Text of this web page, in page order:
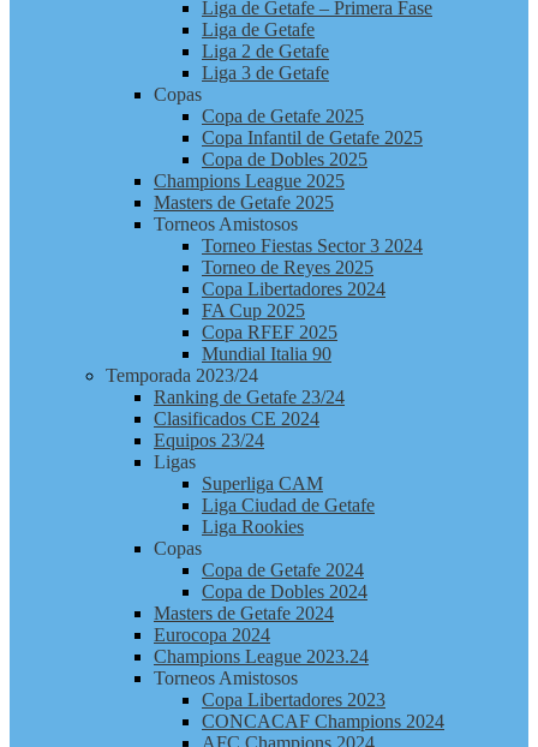
Liga de Getafe – Primera Fase
Liga de Getafe
Liga 2 de Getafe
Liga 3 de Getafe
Copas
Copa de Getafe 2025
Copa Infantil de Getafe 2025
Copa de Dobles 2025
Champions League 2025
Masters de Getafe 2025
Torneos Amistosos
Torneo Fiestas Sector 3 2024
Torneo de Reyes 2025
Copa Libertadores 2024
FA Cup 2025
Copa RFEF 2025
Mundial Italia 90
Temporada 2023/24
Ranking de Getafe 23/24
Clasificados CE 2024
Equipos 23/24
Ligas
Superliga CAM
Liga Ciudad de Getafe
Liga Rookies
Copas
Copa de Getafe 2024
Copa de Dobles 2024
Masters de Getafe 2024
Eurocopa 2024
Champions League 2023.24
Torneos Amistosos
Copa Libertadores 2023
CONCACAF Champions 2024
AFC Champions 2024